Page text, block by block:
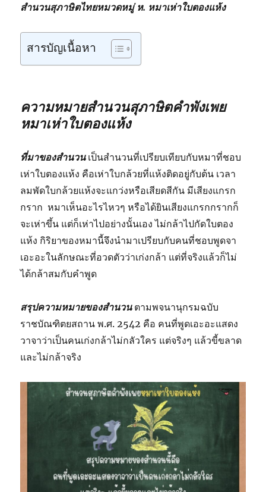
สำนวนสุภาษิตไทยหมวดหมู่ ห. หมาเห่าใบตองแห้ง
สารบัญเนื้อหา
ความหมายสำนวนสุภาษิตคำพังเพย
หมาเห่าใบตองแห้ง
ที่มาของสำนวนเป็นสำนวนที่เปรียบเทียบกับหมาที่ชอบ
เห่าใบตองแห้ง คือเห่าใบกล้วยที่แห้งติดอยู่กับต้น เวลา
ลมพัดใบกล้วยแห้งจะแกว่งหรือเสียดสีกัน มีเสียงแกรก
กราก หมาเห็นอะไรไหวๆ หรือได้ยินเสียงแกรกกรากก็
จะเห่าขึ้น แต่ก็เห่าไปอย่างนั้นเอง ไม่กล้าไปกัดใบตอง
แห้ง กิริยาของหมานี้จึงนำมาเปรียบกับคนที่ชอบพูดจา
เอะอะในลักษณะที่อวดตัวว่าเก่งกล้า แต่ที่จริงแล้วก็ไม่
ได้กล้าสมกับคำพูด
สรุปความหมายของสำนวนตามพจนานุกรมฉบับ
ราชบัณฑิตยสถาน พ.ศ. 2542 คือ คนที่พูดเอะอะแสดง
วาจาว่าเป็นคนเก่งกล้าไม่กลัวใคร แต่จริงๆ แล้วขี้ขลาด
และไม่กล้าจริง